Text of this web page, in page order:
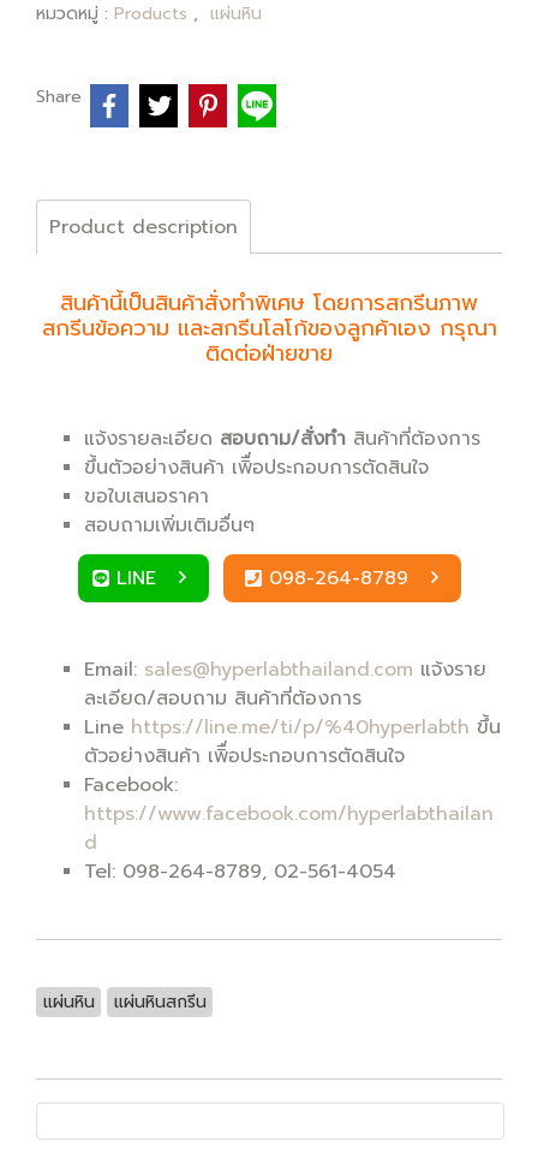
หมวดหมู่ : Products , แผ่นหิน
Share
Product description
สินค้านี้เป็นสินค้าสั่งทำพิเศษ โดยการสกรีนภาพ
สกรีนข้อความ และสกรีนโลโก้ของลูกค้าเอง กรุณา
ติดต่อฝ่ายขาย
แจ้งรายละเอียด สอบถาม/สั่งทำ สินค้าที่ต้องการ
ขึ้นตัวอย่างสินค้า เพิื่อประกอบการตัดสินใจ
ขอใบเสนอราคา
สอบถามเพิ่มเติมอื่นๆ
LINE
098-264-8789
Email: sales@hyperlabthailand.com แจ้งราย
ละเอียด/สอบถาม สินค้าที่ต้องการ
Line https://line.me/ti/p/%40hyperlabth ขึ้น
ตัวอย่างสินค้า เพิื่อประกอบการตัดสินใจ
Facebook:
https://www.facebook.com/hyperlabthailan
d
Tel: 098-264-8789, 02-561-4054
แผ่นหิน แผ่นหินสกรีน